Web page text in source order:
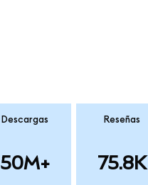
Descargas
50M+
Reseñas
75.8K